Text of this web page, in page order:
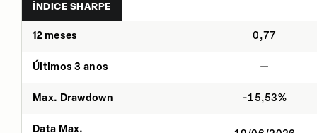
ÍNDICE SHARPE
12 meses 0,77
Últimos 3 anos —
Max. Drawdown -15,53%
Data Max.